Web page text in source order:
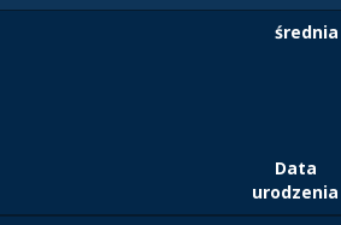
średnia
Data
urodzenia